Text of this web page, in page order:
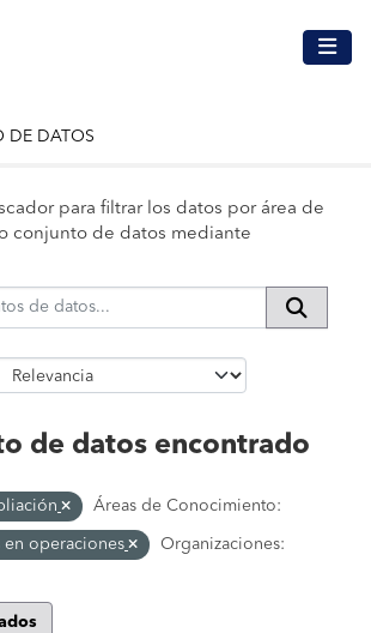
DE DATOS
para filtrar los datos por área de
conjunto de datos mediante
de datos encontrado
Áreas de Conocimiento:
operaciones Organizaciones: